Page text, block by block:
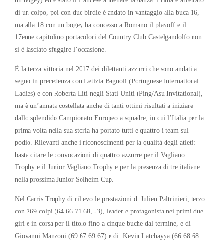
di un colpo, poi con due birdie è andato in vantaggio alla buca 16,
ma alla 18 con un bogey ha concesso a Romano il playoff e il
17enne capitolino portacolori del Country Club Castelgandolfo non
si è lasciato sfuggire l’occasione.
È la terza vittoria nel 2017 dei dilettanti azzurri che sono andati a
segno in precedenza con Letizia Bagnoli (Portuguese International
Ladies) e con Roberta Liti negli Stati Uniti (Ping/Asu Invitational),
ma è un’annata costellata anche di tanti ottimi risultati a iniziare
dallo splendido Campionato Europeo a squadre, in cui l’Italia per la
prima volta nella sua storia ha portato tutti e quattro i team sul
podio. Rilevanti anche i riconoscimenti per la qualità degli atleti:
basta citare le convocazioni di quattro azzurre per il Vagliano
Trophy e il Junior Vagliano Trophy e per la presenza di tre italiane
nella prossima Junior Solheim Cup.
Nel Carris Trophy di rilievo le prestazioni di Julien Paltrinieri, terzo
con 269 colpi (64 66 71 68, -3), leader e protagonista nei primi due
giri e in corsa per il titolo fino a cinque buche dal termine, e di
Giovanni Manzoni (69 67 69 67) e di Kevin Latchayya (66 68 68